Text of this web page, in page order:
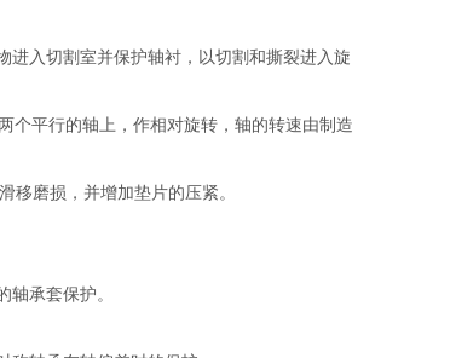
进入切割室并保护轴衬，以切割和撕裂进入旋
个平行的轴上，作相对旋转，轴的转速由制造
移磨损，并增加垫片的压紧。
承套保护。